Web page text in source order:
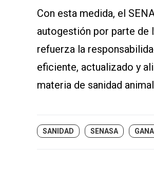
Con esta medida, el
autogestión por parte de
refuerza la
eficiente, actualizado y
materia de sanidad
SANIDAD SENASA